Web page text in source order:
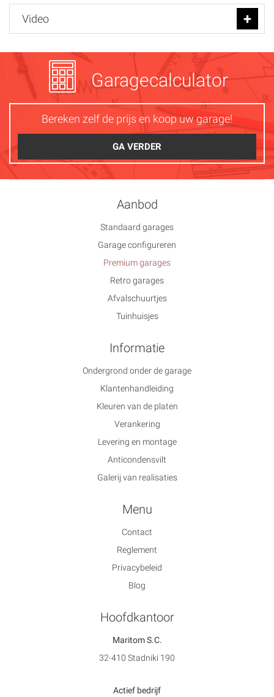
Video
Garagecalculator
Bereken zelf de prijs en koop uw garage!
GA VERDER
Aanbod
Standaard garages
Garage configureren
Premium garages
Retro garages
Afvalschuurtjes
Tuinhuisjes
Informatie
Ondergrond onder de garage
Klantenhandleiding
Kleuren van de platen
Verankering
Levering en montage
Anticondensvilt
Galerij van realisaties
Menu
Contact
Reglement
Privacybeleid
Blog
Hoofdkantoor
Maritom S.C.
32-410 Stadniki 190
Actief bedrijf